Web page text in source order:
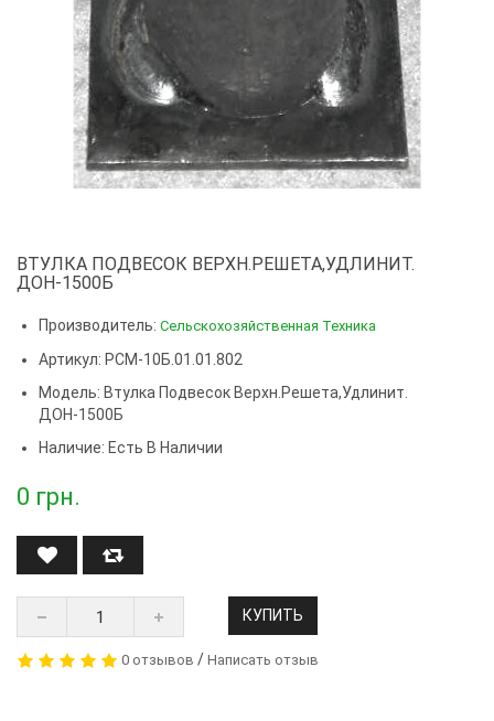
ВТУЛКА ПОДВЕСОК ВЕРХН.РЕШЕТА,УДЛИНИТ.
ДОН-1500Б
Производитель: Сельскохозяйственная Техника
Артикул: РСМ-10Б.01.01.802
Модель: Втулка Подвесок Верхн.решета,удлинит.
ДОН-1500Б
Наличие: Есть В Наличии
0 грн.
КУПИТЬ
0 отзывов / Написать отзыв